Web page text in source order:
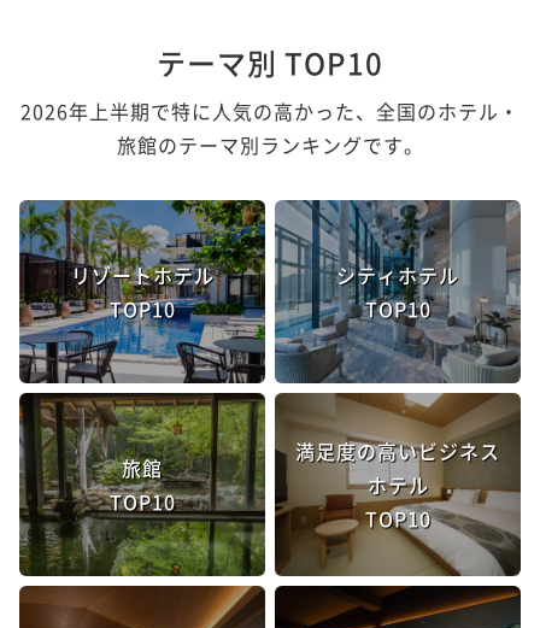
テーマ別 TOP10
2026年上半期で特に人気の高かった、全国のホテル・
旅館のテーマ別ランキングです。
リゾートホテル
TOP10
シティホテル
TOP10
旅館
TOP10
満足度の高いビジネス
ホテル
TOP10